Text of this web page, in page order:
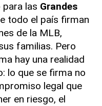
las Grandes
todo el país firman
de la MLB,
familias. Pero
hay una realidad
lo que se firma no
legal que
en riesgo, el